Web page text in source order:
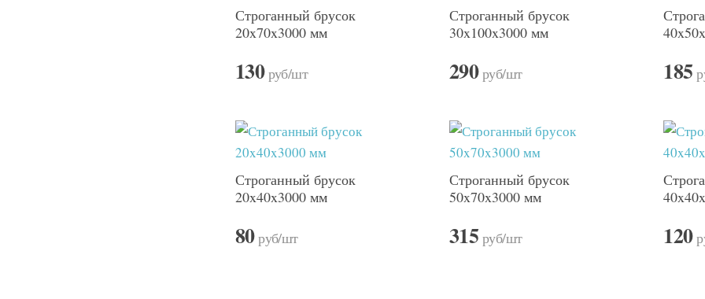
Строганный брусок
20x70x3000 мм
130руб/шт
Строганный брусок
30x100x3000 мм
290руб/шт 185
Строганный брусок
20x40x3000 мм
80руб/шт
Строганный брусок
50x70x3000 мм
315 руб/шт 120